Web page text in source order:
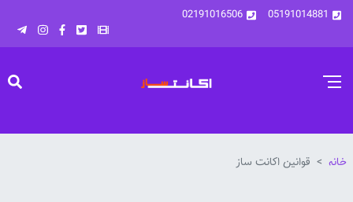
05191014881
02191016506
خانه قوانین اکانت ساز